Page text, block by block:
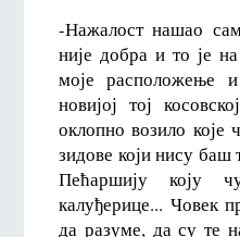
-Нажалост нашао
није добра и то је
моје расположење
новијој тој
оклопно возило које
зидове који нису баш
Пећаршију коју
калуђерице... Човек
да разуме, да су те